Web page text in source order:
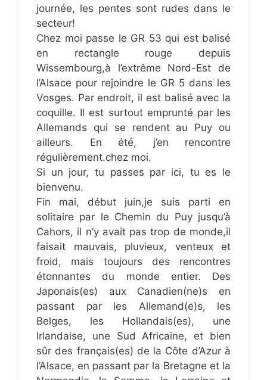
journée, les pentes sont rudes dans le
secteur!
Chez moi passe le GR 53 qui est balisé
en rectangle rouge depuis
Wissembourg,à l’extrême Nord-Est de
l’Alsace pour rejoindre le GR 5 dans les
Vosges. Par endroit, il est balisé avec la
coquille. Il est surtout emprunté par les
Allemands qui se rendent au Puy ou
ailleurs. En été, j’en rencontre
régulièrement.chez moi.
Si un jour, tu passes par ici, tu es le
bienvenu.
Fin mai, début juin,je suis parti en
solitaire par le Chemin du Puy jusqu’à
Cahors, il n’y avait pas trop de monde,il
faisait mauvais, pluvieux, venteux et
froid, mais toujours des rencontres
étonnantes du monde entier. Des
Japonais(es) aux Canadien(ne)s en
passant par les Allemand(e)s, les
Belges, les Hollandais(es), une
Irlandaise, une Sud Africaine, et bien
sûr des français(es) de la Côte d’Azur à
l’Alsace, en passant par la Bretagne et la